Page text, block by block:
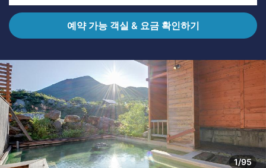
예약 가능 객실 & 요금 확인하기
1/95